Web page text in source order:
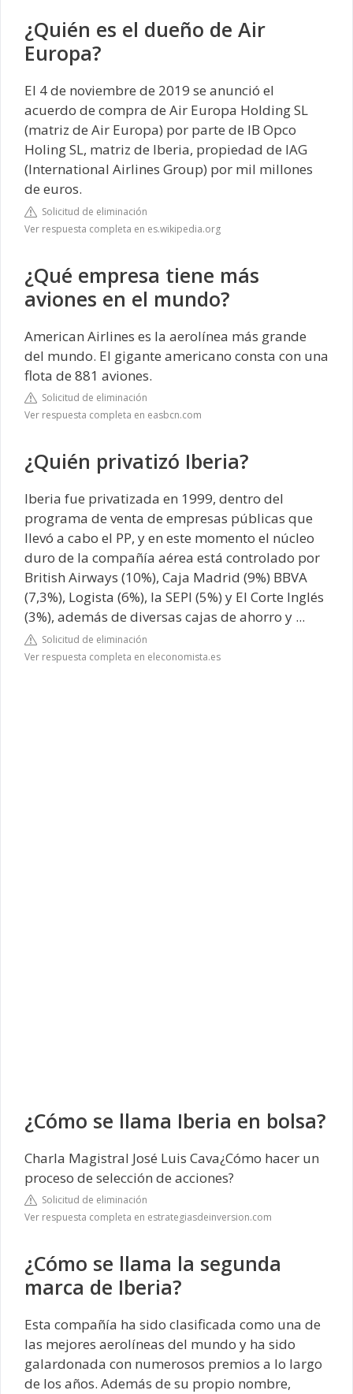
¿Quién es el dueño de Air
Europa?
El 4 de noviembre de 2019 se anunció el
acuerdo de compra de Air Europa Holding SL
(matriz de Air Europa) por parte de IB Opco
Holing SL, matriz de Iberia, propiedad de IAG
(International Airlines Group) por mil millones
de euros.
Solicitud de eliminación
Ver respuesta completa en es.wikipedia.org
¿Qué empresa tiene más
aviones en el mundo?
American Airlines es la aerolínea más grande
del mundo. El gigante americano consta con una
flota de 881 aviones.
Solicitud de eliminación
Ver respuesta completa en easbcn.com
¿Quién privatizó Iberia?
Iberia fue privatizada en 1999, dentro del
programa de venta de empresas públicas que
llevó a cabo el PP, y en este momento el núcleo
duro de la compañía aérea está controlado por
British Airways (10%), Caja Madrid (9%) BBVA
(7,3%), Logista (6%), la SEPI (5%) y El Corte Inglés
(3%), además de diversas cajas de ahorro y ...
Solicitud de eliminación
Ver respuesta completa en eleconomista.es
¿Cómo se llama Iberia en bolsa?
Charla Magistral José Luis Cava¿Cómo hacer un
proceso de selección de acciones?
Solicitud de eliminación
Ver respuesta completa en estrategiasdeinversion.com
¿Cómo se llama la segunda
marca de Iberia?
Esta compañía ha sido clasificada como una de
las mejores aerolíneas del mundo y ha sido
galardonada con numerosos premios a lo largo
de los años. Además de su propio nombre,